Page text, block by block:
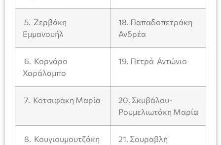
5. Ζερβάκη
Εμμανουήλ
18. Παπαδοπετράκη
Ανδρέα
6. Κορνάρο
Χαράλαμπο
19. Πετρά Αντώνιο
7. Κοτσιφάκη Μαρία
20. Σκυβάλου-
Ρουμελιωτάκη Μαρία
8. Κουγιουμουτζάκη
21. Σουραβλή